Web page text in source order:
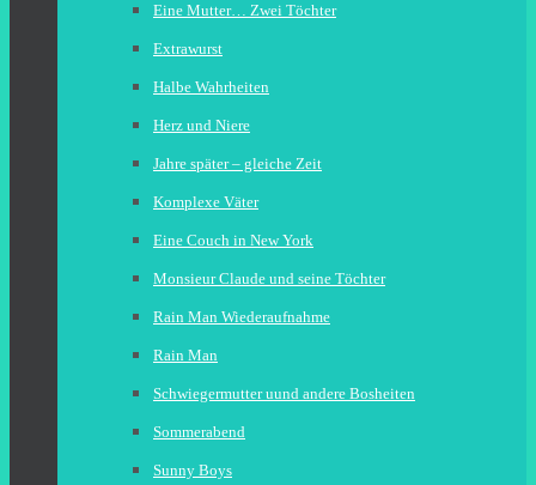
Eine Mutter… Zwei Töchter
Extrawurst
Halbe Wahrheiten
Herz und Niere
Jahre später – gleiche Zeit
Komplexe Väter
Eine Couch in New York
Monsieur Claude und seine Töchter
Rain Man Wiederaufnahme
Rain Man
Schwiegermutter uund andere Bosheiten
Sommerabend
Sunny Boys